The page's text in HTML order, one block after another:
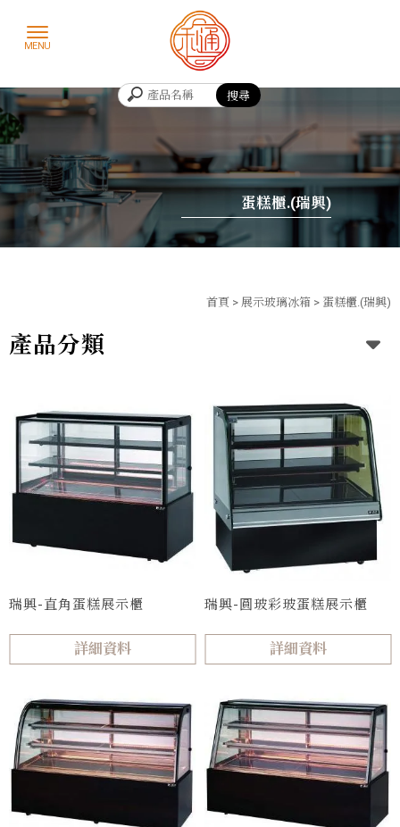
蛋糕櫃.(瑞興)
首頁 > 展示玻璃冰箱 > 蛋糕櫃.(瑞興)
產品分類
瑞興-直角蛋糕展示櫃
詳細資料
瑞興-圓玻彩玻蛋糕展示櫃
詳細資料